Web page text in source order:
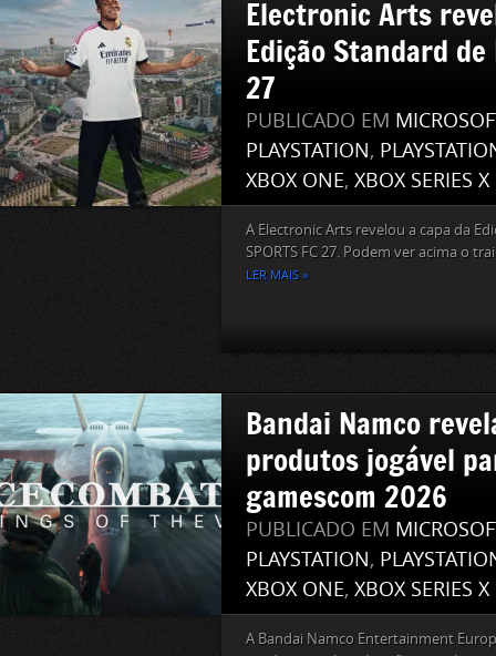
Electronic Arts
Edição Standard de
27
PUBLICADO EM
PLAYSTATION,
XBOX ONE, XBOX SERIES X
A Electronic Arts revelou a capa da
SPORTS FC 27. Podem ver acima o
LER MAIS »
Bandai Namco
produtos jogável
gamescom 2026
PUBLICADO EM
PLAYSTATION,
XBOX ONE, XBOX SERIES X
A Bandai Namco Entertainment